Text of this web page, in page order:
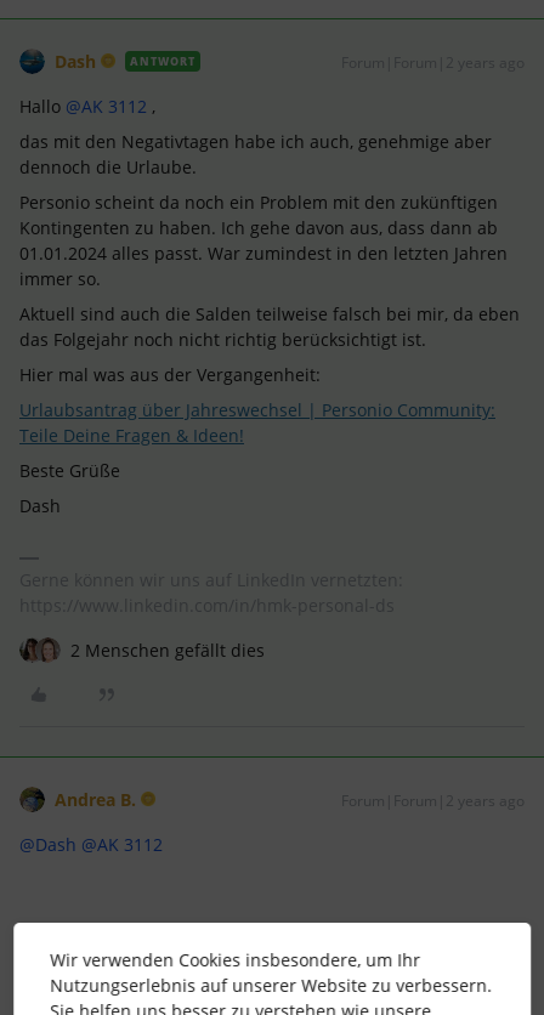
Dash ANTWORT
Hallo @AK 3112 ,
das mit den Negativtagen habe ich auch, genehmige aber
dennoch die Urlaube.
Personio scheint da noch ein Problem mit den zukünftigen
Kontingenten zu haben. Ich gehe davon aus, dass dann ab
01.01.2024 alles passt. War zumindest in den letzten Jahren
immer so.
Aktuell sind auch die Salden teilweise falsch bei mir, da eben
das Folgejahr noch nicht richtig berücksichtigt ist.
Hier mal was aus der Vergangenheit:
Urlaubsantrag über Jahreswechsel | Personio Community:
Teile Deine Fragen & Ideen!
Beste Grüße
Dash
2 Menschen gefällt dies
Andrea B. Forum|Forum|2 years ago
@Dash @AK 3112
Hier noch was aus der letzten Woche ;-)
Das Jahresende kommt Näher und die Fragen von vor 2
Wir verwenden Cookies insbesondere, um Ihr
Nutzungserlebnis auf unserer Website zu verbessern.
Sie helfen uns besser zu verstehen wie unsere